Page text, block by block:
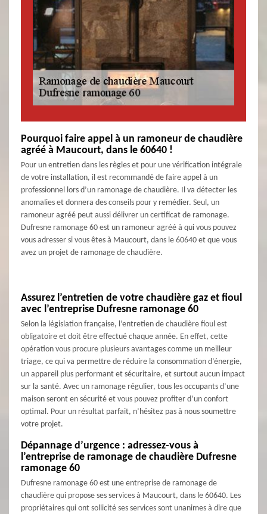
Pourquoi faire appel à un ramoneur de chaudière
agréé à Maucourt, dans le 60640 !
Pour un entretien dans les règles et pour une vérification intégrale
de votre installation, il est recommandé de faire appel à un
professionnel lors d’un ramonage de chaudière. Il va détecter les
anomalies et donnera des conseils pour y remédier. Seul, un
ramoneur agréé peut aussi délivrer un certificat de ramonage.
Dufresne ramonage 60 est un ramoneur agréé à qui vous pouvez
vous adresser si vous êtes à Maucourt, dans le 60640 et que vous
avez un projet de ramonage de chaudière.
Assurez l’entretien de votre chaudière gaz et fioul
avec l’entreprise Dufresne ramonage 60
Selon la législation française, l’entretien de chaudière fioul est
obligatoire et doit être effectué chaque année. En effet, cette
opération vous procure plusieurs avantages comme un meilleur
triage, ce qui va permettre de réduire la consommation d’énergie,
un appareil plus performant et sécuritaire, et surtout aucun impact
sur la santé. Avec un ramonage régulier, tous les occupants d’une
maison seront en sécurité et vous pouvez profiter d’un confort
optimal. Pour un résultat parfait, n’hésitez pas à nous soumettre
votre projet.
Dépannage d’urgence : adressez-vous à
l’entreprise de ramonage de chaudière Dufresne
ramonage 60
Dufresne ramonage 60 est une entreprise de ramonage de
chaudière qui propose ses services à Maucourt, dans le 60640. Les
propriétaires qui ont sollicité ses services sont unanimes à dire que